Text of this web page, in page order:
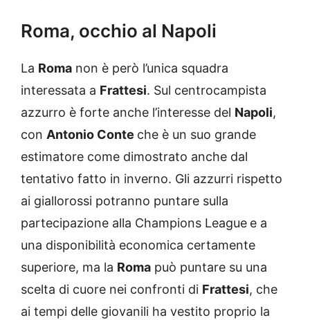
Roma, occhio al Napoli
La Roma non è però l’unica squadra
interessata a Frattesi. Sul centrocampista
azzurro è forte anche l’interesse del Napoli,
con Antonio Conte che è un suo grande
estimatore come dimostrato anche dal
tentativo fatto in inverno. Gli azzurri rispetto
ai giallorossi potranno puntare sulla
partecipazione alla Champions League e a
una disponibilità economica certamente
superiore, ma la Roma può puntare su una
scelta di cuore nei confronti di Frattesi, che
ai tempi delle giovanili ha vestito proprio la